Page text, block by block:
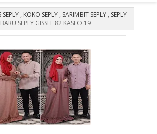
SEPLY, KOKO SEPLY, SARIMBIT SEPLY, SEPLY
SEPLY GISSEL 82 KASEO 19